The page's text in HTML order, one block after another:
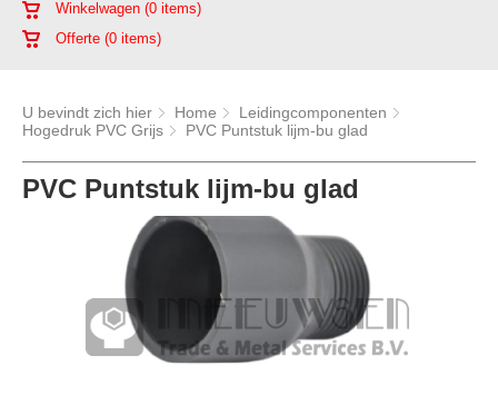
Winkelwagen (0 items)
Offerte (0 items)
U bevindt zich hier Home
Leidingcomponenten
Hogedruk PVC Grijs
PVC Puntstuk lijm-bu glad
PVC Puntstuk lijm-bu glad